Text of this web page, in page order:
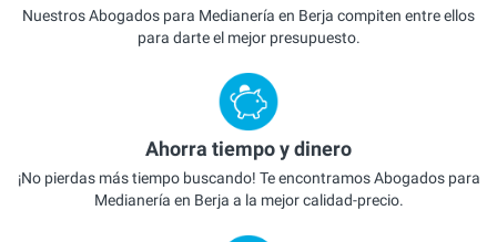
Nuestros Abogados para Medianería en Berja compiten entre ellos
para darte el mejor presupuesto.
Ahorra tiempo y dinero
¡No pierdas más tiempo buscando! Te encontramos Abogados para
Medianería en Berja a la mejor calidad-precio.